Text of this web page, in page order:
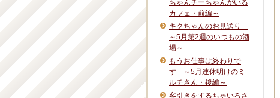
ちゃんチーちゃんがいる
カフェ・前編～
キクちゃんのお見送り
～5月第2週のいつもの酒
場～
もうお仕事は終わりで
す ～5月連休明けのミ
ルチさん・後編～
客引きをするちゃいろさ